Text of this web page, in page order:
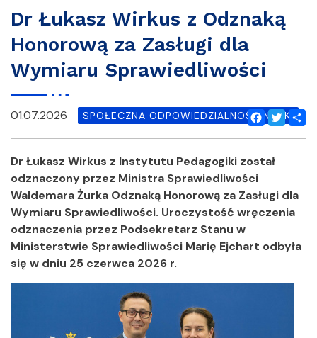
Dr Łukasz Wirkus z Odznaką
Honorową za Zasługi dla
Wymiaru Sprawiedliwości
Facebook
Twitter
01.07.2026 SPOŁECZNA ODPOWIEDZIALNOŚĆ NAUKI
Dr Łukasz Wirkus z Instytutu Pedagogiki został
odznaczony przez Ministra Sprawiedliwości
Waldemara Żurka Odznaką Honorową za Zasługi dla
Wymiaru Sprawiedliwości. Uroczystość wręczenia
odznaczenia przez Podsekretarz Stanu w
Ministerstwie Sprawiedliwości Marię Ejchart odbyła
się w dniu 25 czerwca 2026 r.